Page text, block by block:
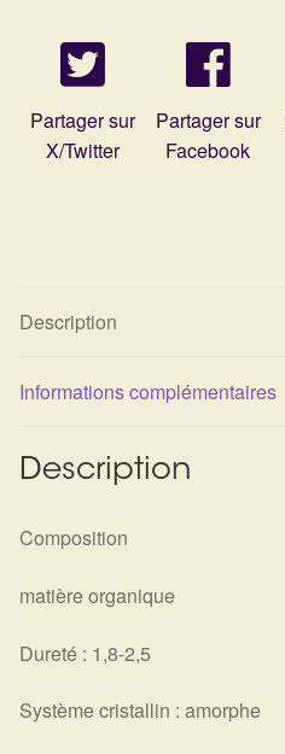
Mon compte
Validation de la commande
Partager sur
X/Twitter
Partager sur
Facebook
Description
Informations complémentaires
Description
Composition
matière organique
Dureté : 1,8-2,5
Système cristallin : amorphe